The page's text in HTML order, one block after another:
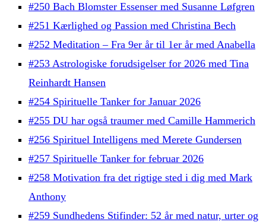
#250 Bach Blomster Essenser med Susanne Løfgren
#251 Kærlighed og Passion med Christina Bech
#252 Meditation – Fra 9er år til 1er år med Anabella
#253 Astrologiske forudsigelser for 2026 med Tina
Reinhardt Hansen
#254 Spirituelle Tanker for Januar 2026
#255 DU har også traumer med Camille Hammerich
#256 Spirituel Intelligens med Merete Gundersen
#257 Spirituelle Tanker for februar 2026
#258 Motivation fra det rigtige sted i dig med Mark
Anthony
#259 Sundhedens Stifinder: 52 år med natur, urter og